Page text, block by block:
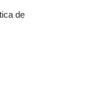
de